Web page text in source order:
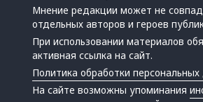
Мнение редакции может не
отдельных авторов и героев
При использовании материалов
активная ссылка на сайт.
Политика обработки
На сайте возможны упоминания